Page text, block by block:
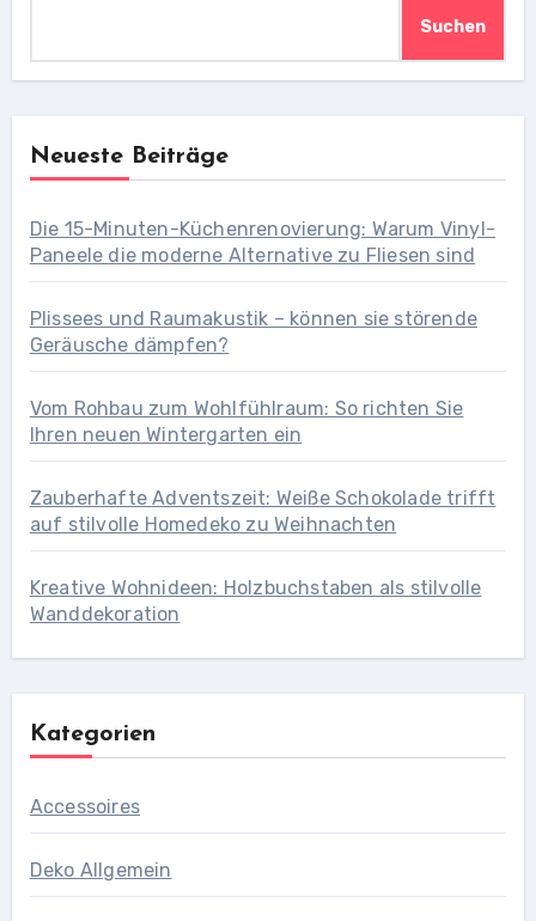
Suchen
Neueste Beiträge
Die 15-Minuten-Küchenrenovierung: Warum Vinyl-
Paneele die moderne Alternative zu Fliesen sind
Plissees und Raumakustik – können sie störende
Geräusche dämpfen?
Vom Rohbau zum Wohlfühlraum: So richten Sie
Ihren neuen Wintergarten ein
Zauberhafte Adventszeit: Weiße Schokolade trifft
auf stilvolle Homedeko zu Weihnachten
Kreative Wohnideen: Holzbuchstaben als stilvolle
Wanddekoration
Kategorien
Accessoires
Deko Allgemein